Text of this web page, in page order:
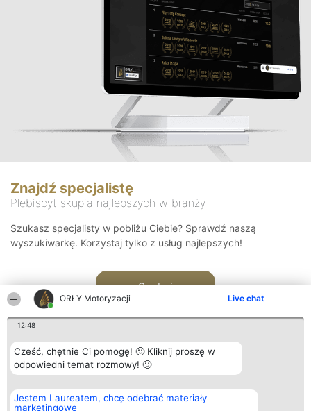
ORŁY Motoryzacji Live chat
12:48
Cześć, chętnie Ci pomogę! 🙂 Kliknij proszę w
odpowiedni temat rozmowy! 🙂
Jestem Laureatem, chcę odebrać materiały
marketingowe
Znajdź specjalistę
Plebiscyt skupia najlepszych w branży
Szukasz specjalisty w pobliżu Ciebie? Sprawdź naszą
wyszukiwarkę. Korzystaj tylko z usług najlepszych!
Szukaj
Organizator plebiscytu
Bright Side Solutions sp. z o.
o. sp. k.
Plebiscyt
Laureaci
Kontakt
Kontakt